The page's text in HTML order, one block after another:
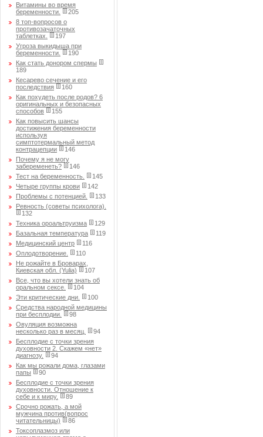
Витамины во время
беременности.
205
8 топ-вопросов о
противозачаточных
таблетках.
197
Угроза выкидыша при
беременности.
190
Как стать донором спермы
189
Кесарево сечение и его
последствия
160
Как похудеть после родов? 6
оригинальных и безопасных
способов
155
Как повысить шансы
достижения беременности
используя
симптотермальный метод
контрацепции
146
Почему я не могу
забеременеть?
146
Тест на беременность.
145
Четыре группы крови
142
Проблемы с потенцией.
133
Ревность (советы психолога).
132
Техника ороальтруизма
129
Базальная температура
119
Медицинский центр
116
Оплодотворение.
110
Не рожайте в Броварах,
Киевская обл. (Yulia)
107
Все, что вы хотели знать об
оральном сексе.
104
Эти критические дни.
100
Средства народной медицины
при бесплодии.
98
Овуляция возможна
несколько раз в месяц.
94
Бесплодие с точки зрения
духовности 2. Скажем «нет»
диагнозу.
94
Как мы рожали дома, глазами
папы
90
Бесплодие с точки зрения
духовности. Отношение к
себе и к миру.
89
Срочно рожать, а мой
мужчина против(вопрос
читательницы)
86
Токсоплазмоз или